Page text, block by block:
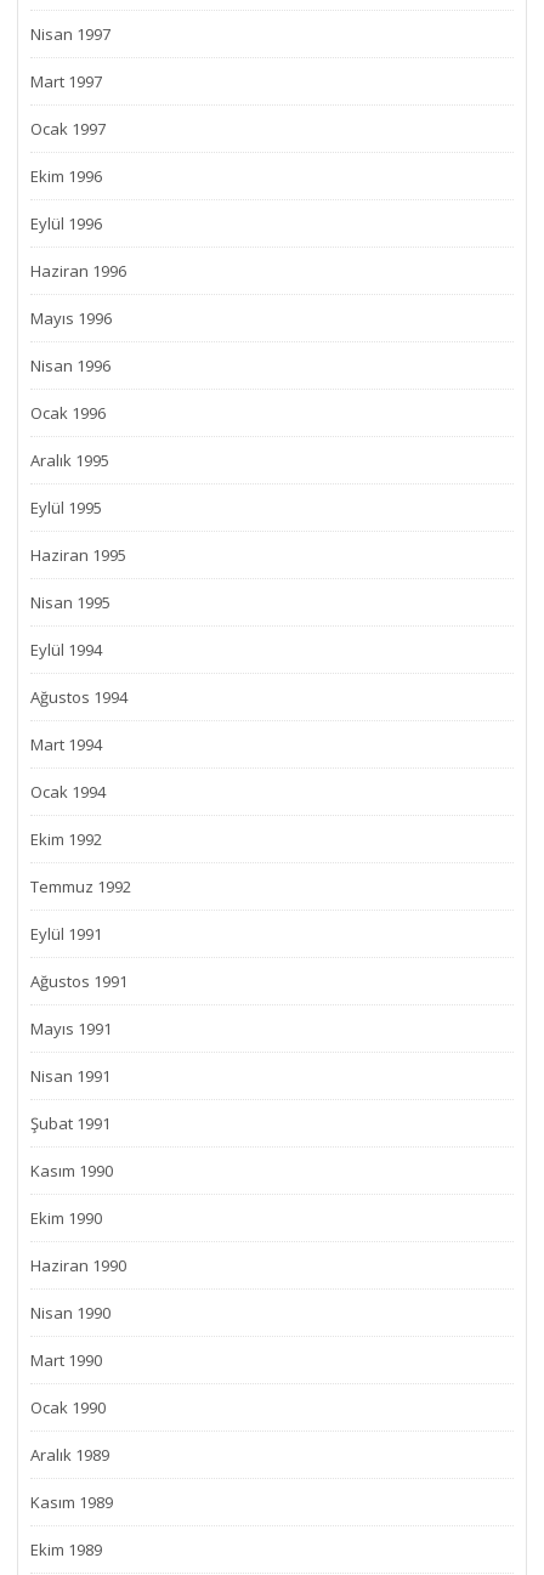
Nisan 1997
Mart 1997
Ocak 1997
Ekim 1996
Eylül 1996
Haziran 1996
Mayıs 1996
Nisan 1996
Ocak 1996
Aralık 1995
Eylül 1995
Haziran 1995
Nisan 1995
Eylül 1994
Ağustos 1994
Mart 1994
Ocak 1994
Ekim 1992
Temmuz 1992
Eylül 1991
Ağustos 1991
Mayıs 1991
Nisan 1991
Şubat 1991
Kasım 1990
Ekim 1990
Haziran 1990
Nisan 1990
Mart 1990
Ocak 1990
Aralık 1989
Kasım 1989
Ekim 1989